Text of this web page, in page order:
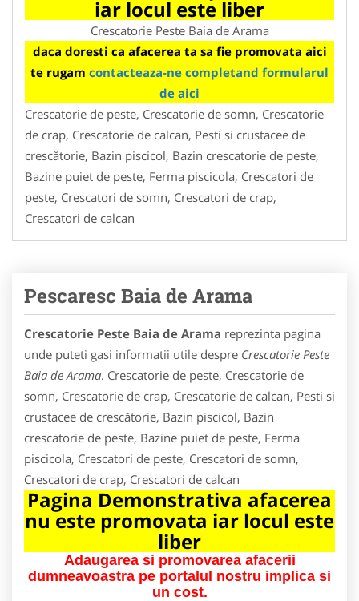
iar locul este liber
Crescatorie Peste Baia de Arama
daca doresti ca afacerea ta sa fie promovata aici
te rugam contacteaza-ne completand formularul
de aici
Crescatorie de peste, Crescatorie de somn, Crescatorie
de crap, Crescatorie de calcan, Pesti si crustacee de
crescătorie, Bazin piscicol, Bazin crescatorie de peste,
Bazine puiet de peste, Ferma piscicola, Crescatori de
peste, Crescatori de somn, Crescatori de crap,
Crescatori de calcan
Pescaresc Baia de Arama
Crescatorie Peste Baia de Arama reprezinta pagina
unde puteti gasi informatii utile despre Crescatorie Peste
Baia de Arama. Crescatorie de peste, Crescatorie de
somn, Crescatorie de crap, Crescatorie de calcan, Pesti si
crustacee de crescătorie, Bazin piscicol, Bazin
crescatorie de peste, Bazine puiet de peste, Ferma
piscicola, Crescatori de peste, Crescatori de somn,
Crescatori de crap, Crescatori de calcan
Pagina Demonstrativa afacerea
nu este promovata iar locul este
liber
Adaugarea si promovarea afacerii
dumneavoastra pe portalul nostru implica si
un cost.